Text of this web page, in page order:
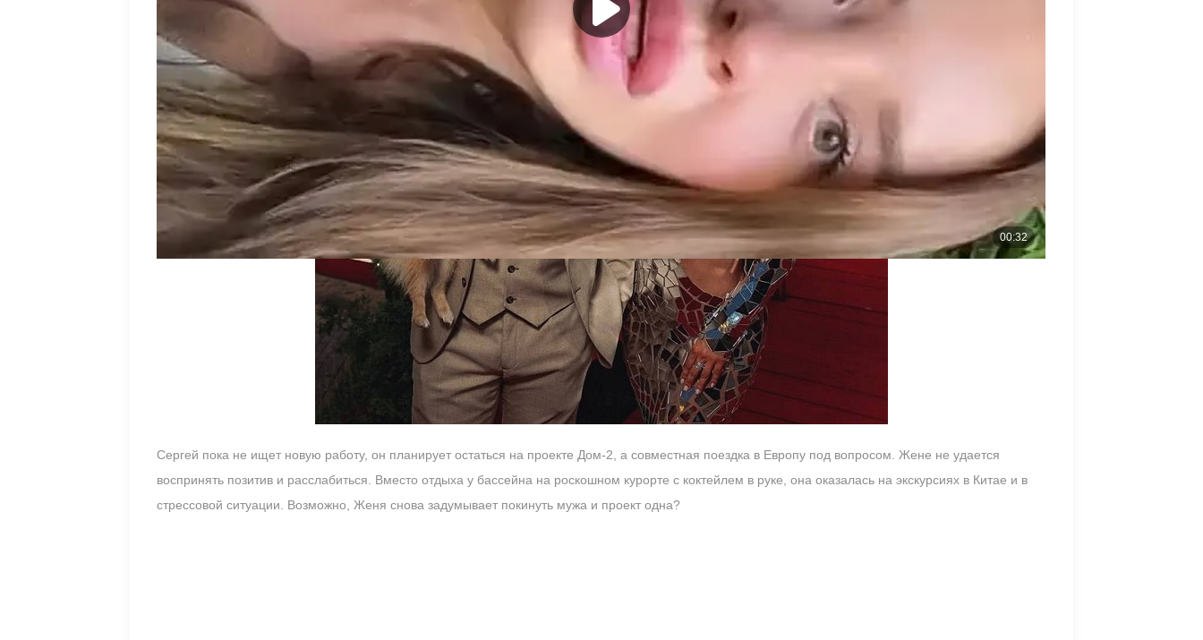
Сергей пока не ищет новую работу, он планирует остаться на проекте Дом-2, а совместная поездка в Европу под вопросом. Жене не удается
воспринять позитив и расслабиться. Вместо отдыха у бассейна на роскошном курорте с коктейлем в руке, она оказалась на экскурсиях в Китае и в
стрессовой ситуации. Возможно, Женя снова задумывает покинуть мужа и проект одна?